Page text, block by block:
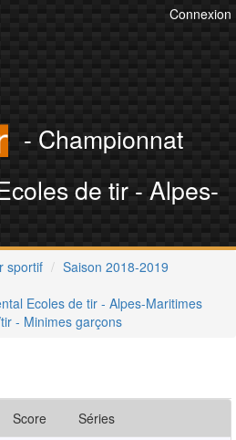
Connexion
- Championnat
de tir - Alpes-
sportif
Saison 2018-2019
Ecoles de tir - Alpes-Maritimes
- Minimes garçons
Score Séries